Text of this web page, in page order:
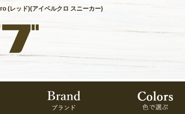
(レッド)(アイベルクロ スニーカー)